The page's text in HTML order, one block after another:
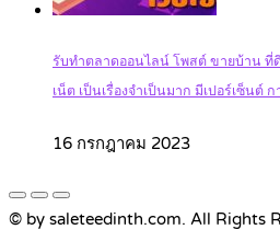
รับทำตลาดออนไลน์ โพสต์ ขายบ้าน ที่
เน็ต เป็นเรื่องจำเป็นมาก มีเปอร์เซ็นต์
16 กรกฎาคม 2023
© by saleteedinth.com. All Rights